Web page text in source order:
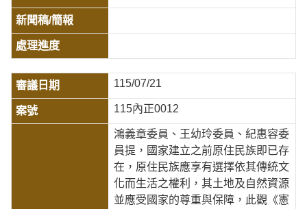
115/07/21
115內正0012
鴻義章委員、王幼玲委員、紀惠容委
員提，國家建立之前原住民族即已存
在，原住民族應享有選擇依其傳統文
化而生活之權利，其土地及自然資源
並應受國家的尊重與保障，此觀《憲